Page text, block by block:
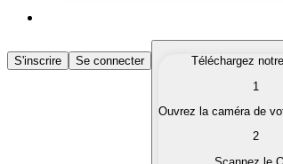
Acheter des Cryptomonnaies
Achetez les cryptomonnaies qui
Convertissez vos cryptomonnaies
S'inscrire Se connecter
Téléchargez
1
Ouvrez la caméra de
2